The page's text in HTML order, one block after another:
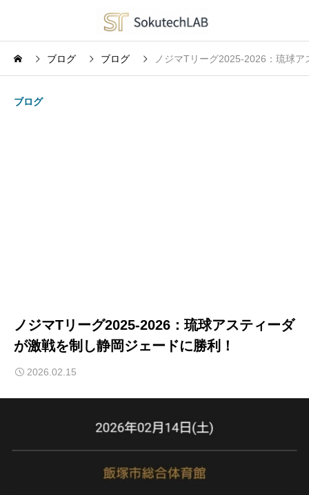
ブログ ブログ ノジマTリーグ2025-2026：琉球
ブログ
ノジマTリーグ2025-2026：琉球アスティーダ
が激戦を制し静岡ジェードに勝利！
2026.02.15